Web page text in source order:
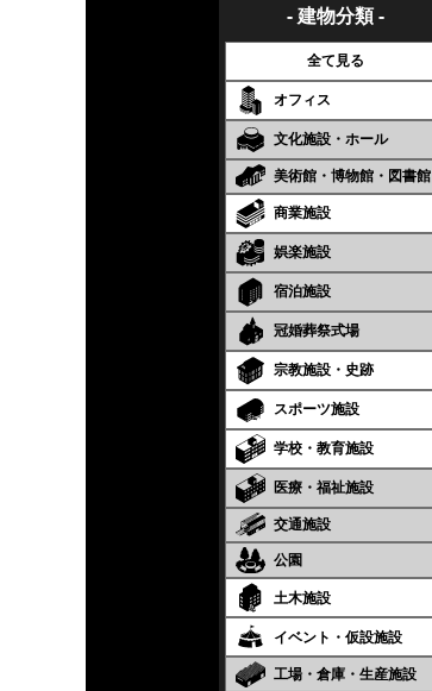
- 建物分類 -
全て見る
オフィス
文化施設・ホール
美術館・博物館・図書館
商業施設
娯楽施設
宿泊施設
冠婚葬祭式場
宗教施設・史跡
スポーツ施設
学校・教育施設
医療・福祉施設
交通施設
公園
土木施設
イベント・仮設施設
工場・倉庫・生産施設